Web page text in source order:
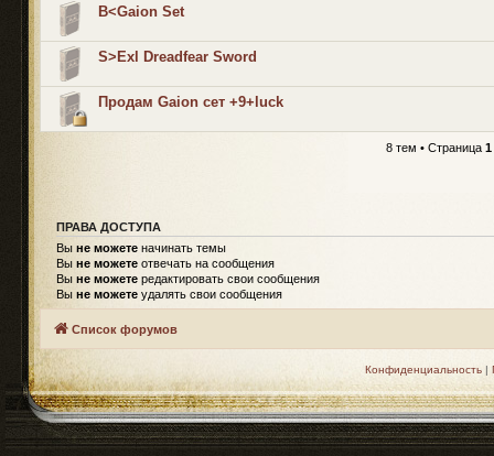
B<Gaion Set
S>Exl Dreadfear Sword
Продам Gaion сет +9+luck
8 тем • Страница 1
ПРАВА ДОСТУПА
Вы не можете начинать темы
Вы не можете отвечать на сообщения
Вы не можете редактировать свои сообщения
Вы не можете удалять свои сообщения
Список форумов
Конфиденциальность|